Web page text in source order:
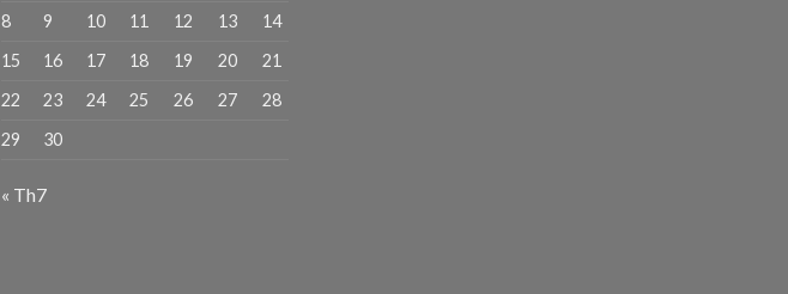
8
9 10 11 12 13
14
15
16 17 18 19 20
21
22
23 24 25 26 27
28
29
30
« Th7